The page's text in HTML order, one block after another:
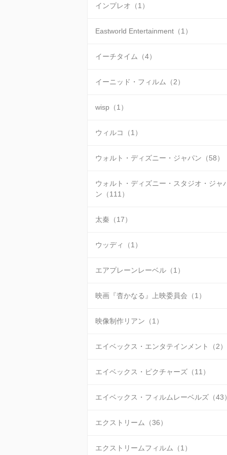
インプレオ（1）
Eastworld Entertainment（1）
イーチタイム（4）
イーニッド・フィルム（2）
wisp（1）
ウィルコ（1）
ウォルト・ディズニー・ジャパン（58）
ウォルト・ディズニー・スタジオ・ジャ
ン（111）
太秦（17）
ウッディ（1）
エアプレーンレーベル（1）
映画『杳かなる』上映委員会（1）
映像制作リアン（1）
エイベックス・エンタテインメント（2）
エイベックス・ピクチャーズ（11）
エイベックス・フィルムレーベルズ（43
エクストリーム（36）
エクストリームフィルム（1）